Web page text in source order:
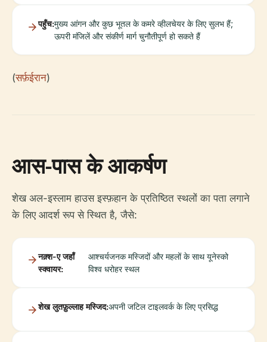
पहुँच:मुख्य आंगन और कुछ भूतल के कमरे व्हीलचेयर के लिए सुलभ हैं;
ऊपरी मंजिलें और संकीर्ण मार्ग चुनौतीपूर्ण हो सकते हैं
(सर्फ़ईरान)
आस-पास के आकर्षण
शेख अल-इस्लाम हाउस इस्फ़हान के प्रतिष्ठित स्थलों का पता लगाने
के लिए आदर्श रूप से स्थित है, जैसे:
नक़्श-ए जहाँ
स्क्वायर:
आश्चर्यजनक मस्जिदों और महलों के साथ यूनेस्को
विश्व धरोहर स्थल
शेख लुतफ़ुल्लाह मस्जिद:अपनी जटिल टाइलवर्क के लिए प्रसिद्ध